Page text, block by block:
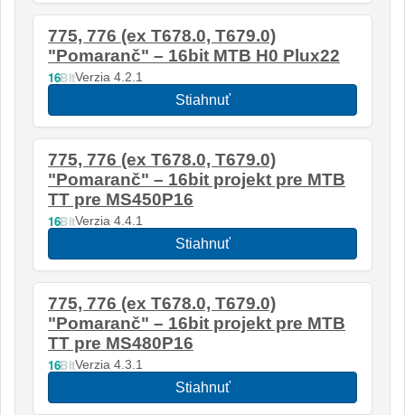
775, 776 (ex T678.0, T679.0)
"Pomaranč" – 16bit MTB H0 Plux22
16BitVerzia 4.2.1
Stiahnuť
775, 776 (ex T678.0, T679.0)
"Pomaranč" – 16bit projekt pre MTB
TT pre MS450P16
16BitVerzia 4.4.1
Stiahnuť
775, 776 (ex T678.0, T679.0)
"Pomaranč" – 16bit projekt pre MTB
TT pre MS480P16
16BitVerzia 4.3.1
Stiahnuť